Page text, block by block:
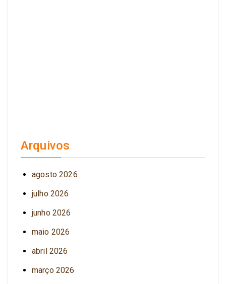
Arquivos
agosto 2026
julho 2026
junho 2026
maio 2026
abril 2026
março 2026